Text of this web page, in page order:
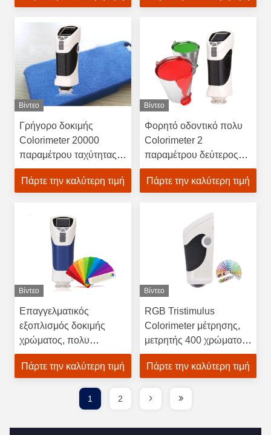
Βίντεο
Γρήγορο δοκιμής
Colorimeter 20000
παραμέτρου ταχύτητας
πολυ αποθήκευση
στοιχείων
δοκιμής
Πάρτε την καλύτερη τιμή
Βίντεο
Φορητό οδοντικό πολυ
Colorimeter 2
παραμέτρου δεύτερος
χρόνος μέτρησης
Πάρτε την καλύτερη τιμή
Βίντεο
Επαγγελματικός
εξοπλισμός δοκιμής
χρώματος, πολυ
Colorimeter παραμέτρου
εξέταση καμερών
Πάρτε την καλύτερη τιμή
Βίντεο
RGB Tristimulus
Colorimeter μέτρησης,
μετρητής 400 χρώματος
εργαστηρίων - μήκος
κύματος 700nm
Πάρτε την καλύτερη τιμή
1 2